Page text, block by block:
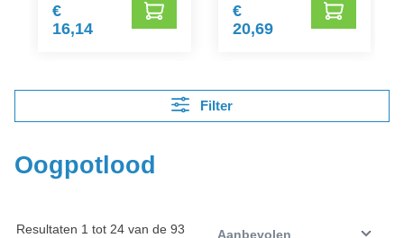
€
16,14
€
20,69
Filter
Oogpotlood
Resultaten 1 tot 24 van de 93